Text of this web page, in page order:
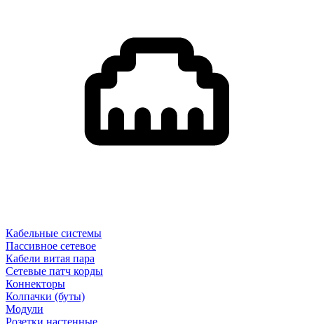
Кабельные системы
Пассивное сетевое
Кабели витая пара
Сетевые патч корды
Коннекторы
Колпачки (буты)
Модули